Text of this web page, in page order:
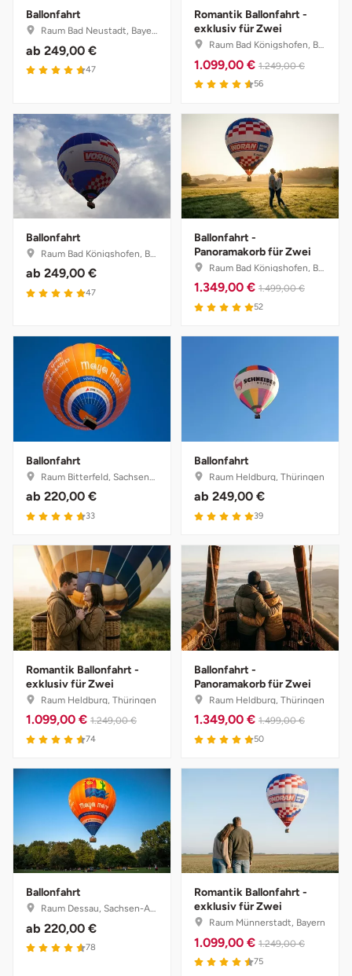
Ballonfahrt
Raum Bad Neustadt, Bayern
ab 249,00 €
47
Romantik Ballonfahrt -
exklusiv für Zwei
Raum Bad Königshofen, Bayern
1.099,00 € 1.249,00 €
56
Ballonfahrt
Raum Bad Königshofen, Bayern
ab 249,00 €
47
Ballonfahrt -
Panoramakorb für Zwei
Raum Bad Königshofen, Bayern
1.349,00 € 1.499,00 €
52
Ballonfahrt
Raum Bitterfeld, Sachsen-Anhalt
ab 220,00 €
33
Ballonfahrt
Raum Heldburg, Thüringen
ab 249,00 €
39
Romantik Ballonfahrt -
exklusiv für Zwei
Raum Heldburg, Thüringen
1.099,00 € 1.249,00 €
74
Ballonfahrt -
Panoramakorb für Zwei
Raum Heldburg, Thüringen
1.349,00 € 1.499,00 €
50
Ballonfahrt
Raum Dessau, Sachsen-Anhalt
ab 220,00 €
78
Romantik Ballonfahrt -
exklusiv für Zwei
Raum Münnerstadt, Bayern
1.099,00 € 1.249,00 €
75
Nordwestmecklenburg
Nürnberg
Odenwald
Oder-Spree
Osnabrück
Ostholstein
Oy-Mittelberg
Passau
Pforzheim
Pinneberg
Pirna
Plön
Potsdam
Potsdam-Mittelmark
Prignitz
Regensburg
Rheine
Rodgau
Rottweil